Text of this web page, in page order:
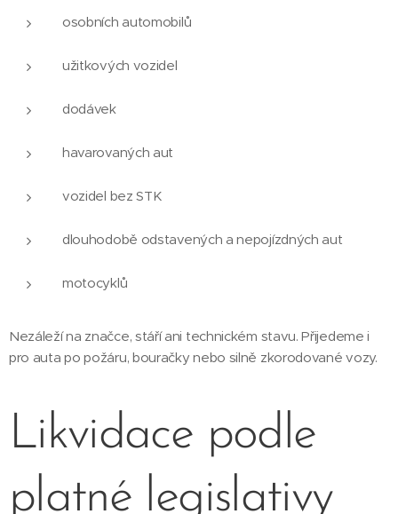
osobních automobilů
užitkových vozidel
dodávek
havarovaných aut
vozidel bez STK
dlouhodobě odstavených a nepojízdných aut
motocyklů
Nezáleží na značce, stáří ani technickém stavu. Přijedeme i
pro auta po požáru, bouračky nebo silně zkorodované vozy.
Likvidace podle
platné legislativy